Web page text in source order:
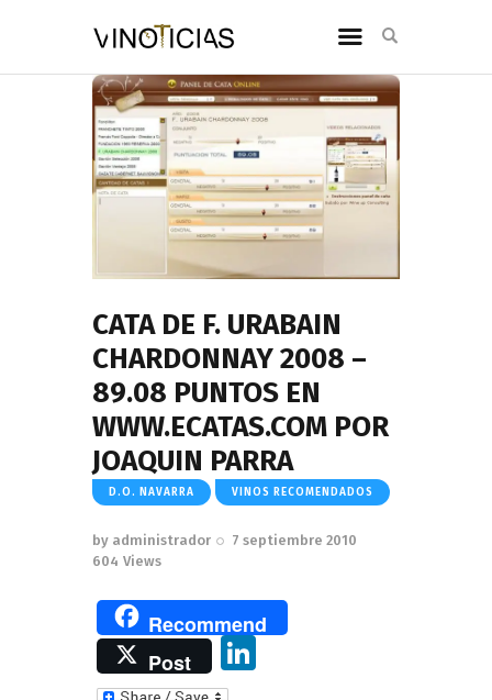
CATA DE F. URABAIN
CHARDONNAY 2008 –
89.08 PUNTOS EN
WWW.ECATAS.COM POR
JOAQUIN PARRA
D.O. NAVARRA VINOS RECOMENDADOS
by administrador
7 septiembre 2010
604 Views
Recommend
Post